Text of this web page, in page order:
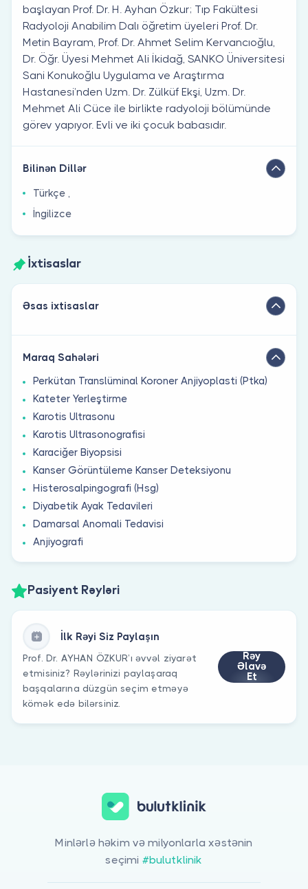
başlayan Prof. Dr. H. Ayhan Özkur; Tıp Fakültesi
Radyoloji Anabilim Dalı öğretim üyeleri Prof. Dr.
Metin Bayram, Prof. Dr. Ahmet Selim Kervancıoğlu,
Dr. Öğr. Üyesi Mehmet Ali İkidağ, SANKO Üniversitesi
Sani Konukoğlu Uygulama ve Araştırma
Hastanesi’nden Uzm. Dr. Zülküf Ekşi, Uzm. Dr.
Mehmet Ali Cüce ile birlikte radyoloji bölümünde
görev yapıyor. Evli ve iki çocuk babasıdır.
Bilinən Dillər
Türkçe ,
İngilizce
İxtisaslar
Əsas ixtisaslar
Maraq Sahələri
Perkütan Translüminal Koroner Anjiyoplasti (Ptka)
Kateter Yerleştirme
Karotis Ultrasonu
Karotis Ultrasonografisi
Karaciğer Biyopsisi
Kanser Görüntüleme Kanser Deteksiyonu
Histerosalpingografi (Hsg)
Diyabetik Ayak Tedavileri
Damarsal Anomali Tedavisi
Anjiyografi
Pasiyent Rəyləri
İlk Rəyi Siz Paylaşın
Prof. Dr. AYHAN ÖZKUR’ı əvvəl ziyarət
etmisiniz? Rəylərinizi paylaşaraq
başqalarına düzgün seçim etməyə
kömək edə bilərsiniz.
Rəy
Əlavə
Et
Minlərlə həkim və milyonlarla xəstənin
seçimi #bulutklinik